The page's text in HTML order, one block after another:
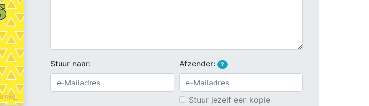
Stuur naar: Afzender: ?
Stuur jezelf een kopie